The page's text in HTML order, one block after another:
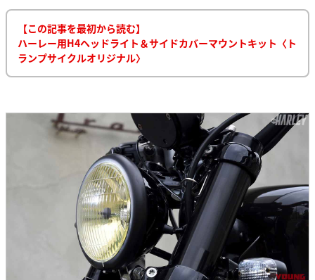
【この記事を最初から読む】
ハーレー用H4ヘッドライト＆サイドカバーマウントキット〈ト
ランプサイクルオリジナル〉